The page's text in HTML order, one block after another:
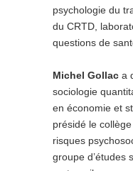
psychologie du
du CRTD,
questions de
Michel Gollac a
sociologie
en économie et
présidé le
risques
groupe d’études